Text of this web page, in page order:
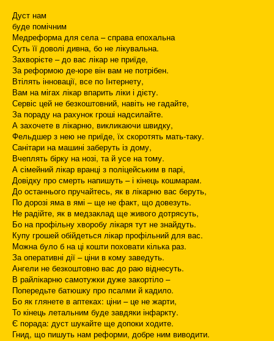
Дуст нам
буде помічним
Медреформа для села – справа епохальна
Суть її доволі дивна, бо не лікувальна.
Захворієте – до вас лікар не приїде,
За реформою де-юре він вам не потрібен.
Втілять інновації, все по Інтернету,
Вам на мігах лікар впарить ліки і дієту.
Сервіс цей не безкоштовний, навіть не гадайте,
За пораду на рахунок гроші надсилайте.
А захочете в лікарню, викликаючи швидку,
Фельдшер з нею не приїде, їх скоротять мать-таку.
Санітари на машині заберуть із дому,
Вчеплять бірку на нозі, та й усе на тому.
А сімейний лікар вранці з поліцейським в парі,
Довідку про смерть напишуть – і кінець кошмарам.
До останнього пручайтесь, як в лікарню вас беруть,
По дорозі яма в ямі – ще не факт, що довезуть.
Не радійте, як в медзаклад ще живого дотрясуть,
Бо на профільну хворобу лікаря тут не знайдуть.
Купу грошей обійдеться лікар профільний для вас.
Можна було б на ці кошти поховати кілька раз.
За оперативні дії – ціни в кому заведуть.
Ангели не безкоштовно вас до раю віднесуть.
В райлікарню самотужки дуже закортіло –
Попередьте батюшку про псалми й кадило.
Бо як глянете в аптеках: ціни – це не жарти,
То кінець летальним буде завдяки інфаркту.
Є порада: дуст шукайте ще допоки ходите.
Гнид, що пишуть нам реформи, добре ним виводити.